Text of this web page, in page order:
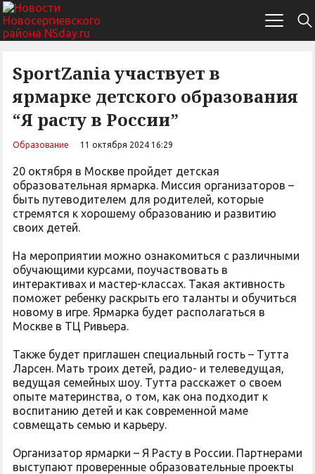
SportZania участвует в
ярмарке детского образования
“Я расту в России”
Образование 11 октября 2024 16:29
20 октября в Москве пройдет детская
образовательная ярмарка. Миссия организаторов –
быть путеводителем для родителей, которые
стремятся к хорошему образованию и развитию
своих детей.
На мероприятии можно ознакомиться с различными
обучающими курсами, поучаствовать в
интерактивах и мастер-классах. Такая активность
поможет ребенку раскрыть его таланты и обучиться
новому в игре. Ярмарка будет располагаться в
Москве в ТЦ Ривьера.
Также будет приглашен специальный гость – Тутта
Ларсен. Мать троих детей, радио- и телеведущая,
ведущая семейных шоу. Тутта расскажет о своем
опыте материнства, о том, как она подходит к
воспитанию детей и как современной маме
совмещать семью и карьеру.
Организатор ярмарки – Я Расту в России. Партнерами
выступают проверенные образовательные проекты